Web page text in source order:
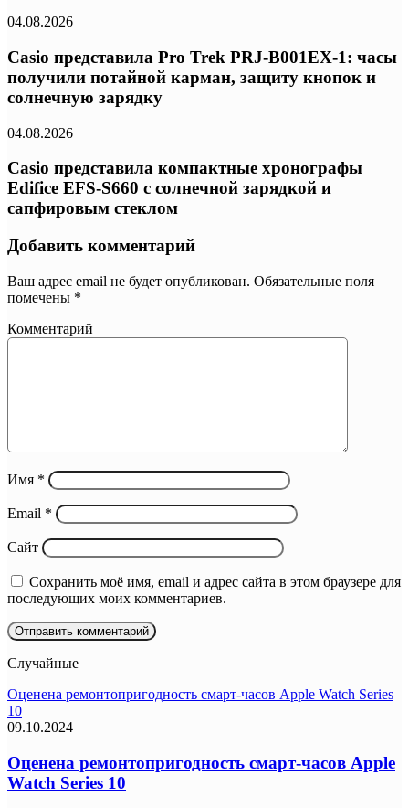
04.08.2026
Casio представила Pro Trek PRJ-B001EX-1: часы
получили потайной карман, защиту кнопок и
солнечную зарядку
04.08.2026
Casio представила компактные хронографы
Edifice EFS-S660 с солнечной зарядкой и
сапфировым стеклом
Добавить комментарий
Ваш адрес email не будет опубликован. Обязательные поля
помечены *
Комментарий
Имя *
Email *
Сайт
Сохранить моё имя, email и адрес сайта в этом браузере для
последующих моих комментариев.
Случайные
Оценена ремонтопригодность смарт-часов Apple Watch Series
10
09.10.2024
Оценена ремонтопригодность смарт-часов Apple
Watch Series 10